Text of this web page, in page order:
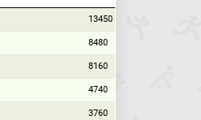
13450
8480
8160
4740
3760